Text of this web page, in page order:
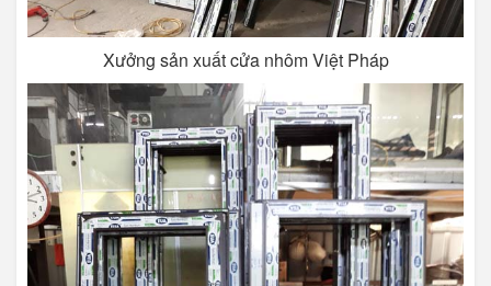
Xưởng sản xuất cửa nhôm Việt Pháp